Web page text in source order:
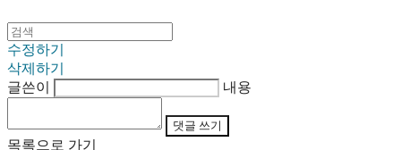
수정하기
삭제하기
글쓴이
내용
댓글 쓰기
목록으로 가기